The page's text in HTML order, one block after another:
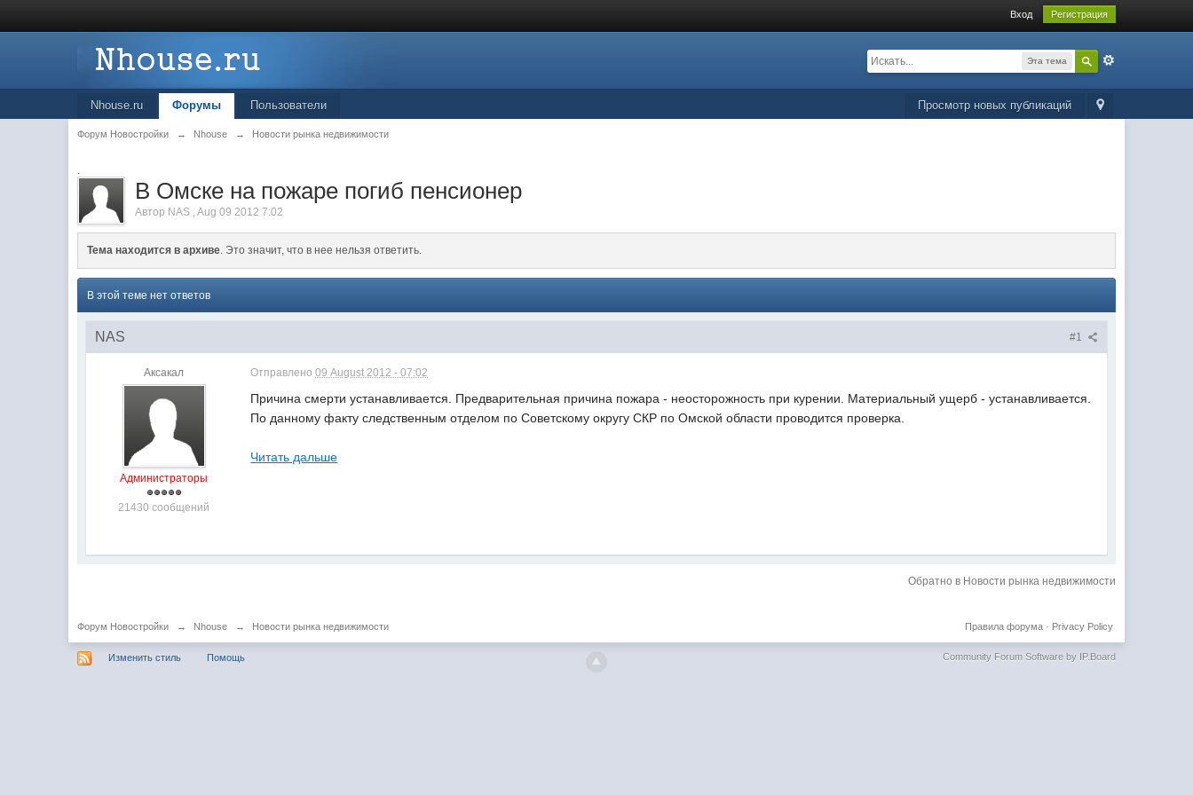
Вход Регистрация
Эта тема
Просмотр новых публикаций
Nhouse.ru Форумы Пользователи
Форум Новостройки → Nhouse → Новости рынка недвижимости
.
В Омске на пожаре погиб пенсионер
Автор NAS ,Aug 09 2012 7:02
Тема находится в архиве. Это значит, что в нее нельзя ответить.
В этой теме нет ответов
#1
NAS
Аксакал
Администраторы
21430 сообщений
Отправлено09 August 2012 - 07:02
Причина смерти устанавливается. Предварительная причина пожара - неосторожность при курении. Материальный ущерб - устанавливается.
По данному факту следственным отделом по Советскому округу СКР по Омской области проводится проверка.
Читать дальше
Обратно в Новости рынка недвижимости
Форум Новостройки → Nhouse → Новости рынка недвижимости Privacy Policy
Правила форума·
Изменить стиль Помощь Community Forum Software by IP.Board